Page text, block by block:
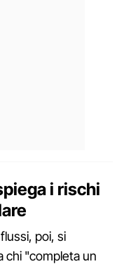
i rischi
poi, si
chi "completa un